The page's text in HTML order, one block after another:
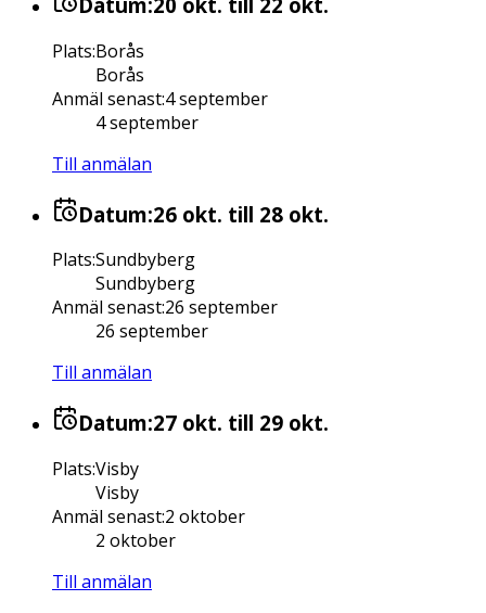
Plats:Borås
Borås
Anmäl senast:4 september
4 september
Till anmälan
Datum:26 okt. till 28 okt.
Plats:Sundbyberg
Sundbyberg
Anmäl senast:26 september
26 september
Till anmälan
Datum:27 okt. till 29 okt.
Plats:Visby
Visby
Anmäl senast:2 oktober
2 oktober
Till anmälan